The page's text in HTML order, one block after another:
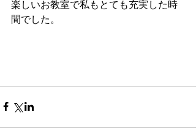
楽しいお教室で私もとても充実した時
間でした。